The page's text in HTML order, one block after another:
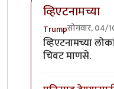
व्हिएटनामच्या
Trumpसोमवार, 04/
In reply toपॉल
व्हिएटनामच्या
चिवट माणसे.